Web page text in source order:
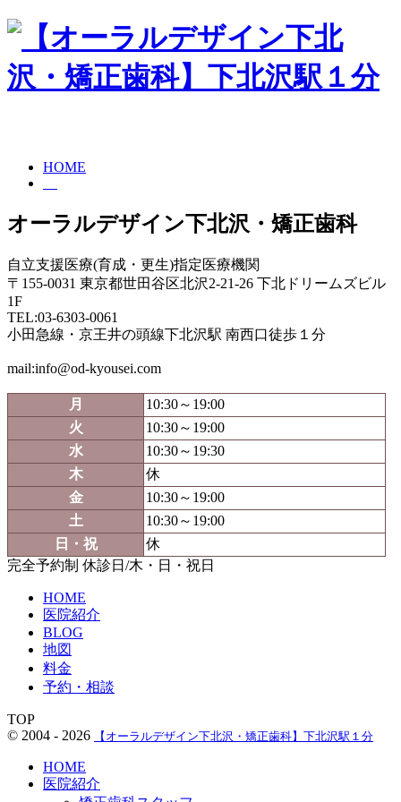
HOME
オーラルデザイン下北沢・矯正歯科
自立支援医療(育成・更生)指定医療機関
〒155-0031 東京都世田谷区北沢2-21-26 下北ドリームズビル
1F
TEL:03-6303-0061
小田急線・京王井の頭線下北沢駅 南西口徒歩１分
mail:info@od-kyousei.com
月
10:30～19:00
火
10:30～19:00
水
10:30～19:30
木
休
金
10:30～19:00
土
10:30～19:00
日・祝
休
完全予約制 休診日/木・日・祝日
HOME
医院紹介
BLOG
地図
料金
予約・相談
TOP
© 2004 - 2026
【オーラルデザイン下北沢・矯正歯科】下北沢駅１分
HOME
医院紹介